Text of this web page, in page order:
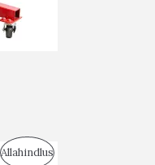
S
AllahindlusS